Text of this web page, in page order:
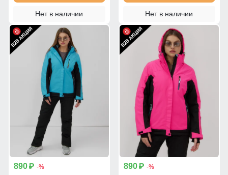
Нет в наличии Нет в наличии
890 p -%
890 p -%